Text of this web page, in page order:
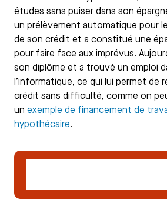
études sans puiser dans son
un prélèvement automatique pour
de son crédit et a constitué une
pour faire face aux imprévus.
son diplôme et a trouvé un emploi
l’informatique, ce qui lui permet de
crédit sans difficulté, comme on
un exemple de financement de
hypothécaire.